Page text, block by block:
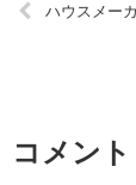
ハウスメー
コメント